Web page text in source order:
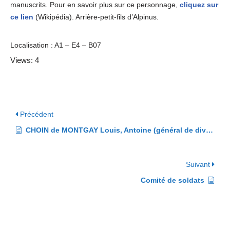
manuscrits. Pour en savoir plus sur ce personnage, cliquez sur
ce lien (Wikipédia). Arrière-petit-fils d’Alpinus.
Localisation : A1 – E4 – B07
Views: 4
Précédent
CHOIN de MONTGAY Louis, Antoine (général de division)
Suivant
Comité de soldats